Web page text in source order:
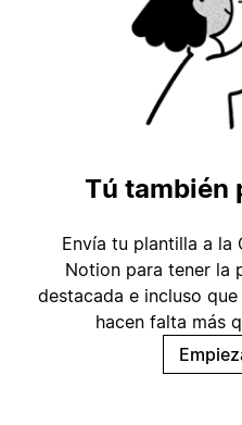
Tú también
Envía tu plantilla a la
Notion para tener la
destacada e incluso
hacen falta más